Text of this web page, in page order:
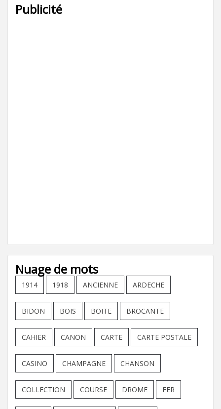
Publicité
Nuage de mots
1914 1918 ANCIENNE ARDECHE
BIDON BOIS BOITE BROCANTE
CAHIER CANON CARTE CARTE POSTALE
CASINO CHAMPAGNE CHANSON
COLLECTION COURSE DROME FER